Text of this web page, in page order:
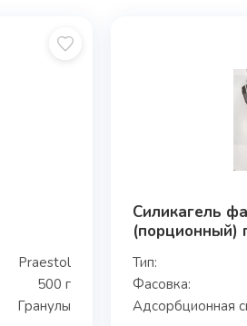
Praestol
500 г
Гранулы
Силикагель
(порционный)
Тип:
Фасовка:
Адсорбционная